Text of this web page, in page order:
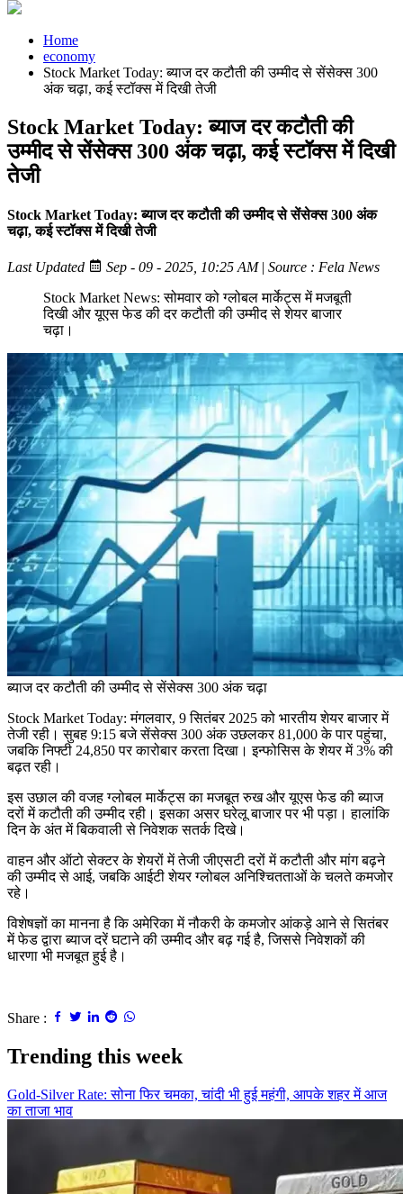
Home
economy
Stock Market Today: ब्याज दर कटौती की उम्मीद से सेंसेक्स 300
अंक चढ़ा, कई स्टॉक्स में दिखी तेजी
Stock Market Today: ब्याज दर कटौती की
उम्मीद से सेंसेक्स 300 अंक चढ़ा, कई स्टॉक्स में दिखी
तेजी
Stock Market Today: ब्याज दर कटौती की उम्मीद से सेंसेक्स 300 अंक
चढ़ा, कई स्टॉक्स में दिखी तेजी
Last Updated Sep - 09 - 2025, 10:25 AM| Source : Fela News
Stock Market News: सोमवार को ग्लोबल मार्केट्स में मजबूती
दिखी और यूएस फेड की दर कटौती की उम्मीद से शेयर बाजार
चढ़ा।
ब्याज दर कटौती की उम्मीद से सेंसेक्स 300 अंक चढ़ा
Stock Market Today: मंगलवार, 9 सितंबर 2025 को भारतीय शेयर बाजार में
तेजी रही। सुबह 9:15 बजे सेंसेक्स 300 अंक उछलकर 81,000 के पार पहुंचा,
जबकि निफ्टी 24,850 पर कारोबार करता दिखा। इन्फोसिस के शेयर में 3% की
बढ़त रही।
इस उछाल की वजह ग्लोबल मार्केट्स का मजबूत रुख और यूएस फेड की ब्याज
दरों में कटौती की उम्मीद रही। इसका असर घरेलू बाजार पर भी पड़ा। हालांकि
दिन के अंत में बिकवाली से निवेशक सतर्क दिखे।
वाहन और ऑटो सेक्टर के शेयरों में तेजी जीएसटी दरों में कटौती और मांग बढ़ने
की उम्मीद से आई, जबकि आईटी शेयर ग्लोबल अनिश्चितताओं के चलते कमजोर
रहे।
विशेषज्ञों का मानना है कि अमेरिका में नौकरी के कमजोर आंकड़े आने से सितंबर
में फेड द्वारा ब्याज दरें घटाने की उम्मीद और बढ़ गई है, जिससे निवेशकों की
धारणा भी मजबूत हुई है।
Share :
Trending this week
Gold-Silver Rate: सोना फिर चमका, चांदी भी हुई महंगी, आपके शहर में आज
का ताजा भाव